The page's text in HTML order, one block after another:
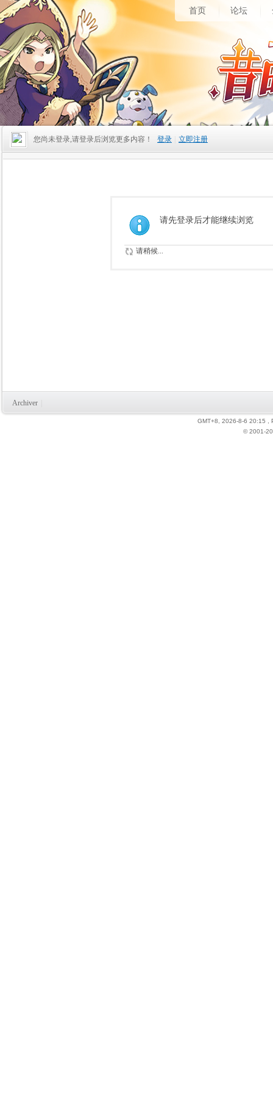
首页 论坛
您尚未登录,请登录后浏览更多内容！ 登录 立即注册
请先登录后才能继续浏览
请稍候...
Archiver
GMT+8, 2026-8-6 20:15
© 2001-